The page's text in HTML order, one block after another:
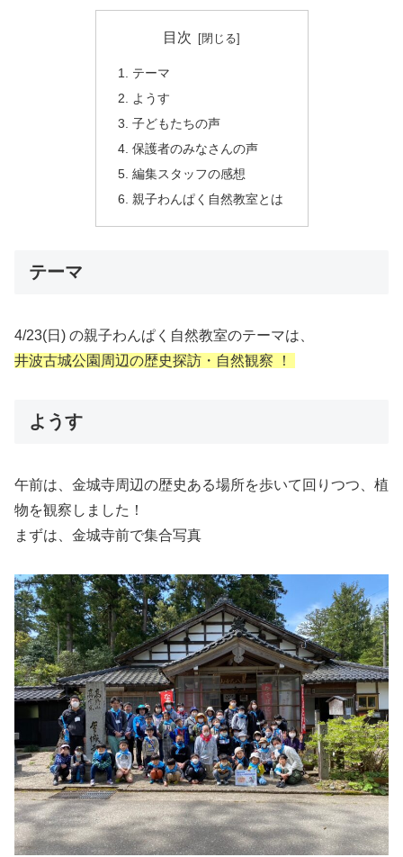
目次
テーマ
ようす
子どもたちの声
保護者のみなさんの声
編集スタッフの感想
親子わんぱく自然教室とは
テーマ
4/23(日) の親子わんぱく自然教室のテーマは、
井波古城公園周辺の歴史探訪・自然観察 ！
ようす
午前は、金城寺周辺の歴史ある場所を歩いて回りつつ、植
物を観察しました！
まずは、金城寺前で集合写真